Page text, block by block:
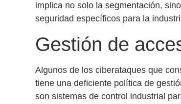
implica no solo la segmentación,
seguridad específicos para la
Gestión de
Algunos de los ciberataques que
tiene una deficiente política de
son sistemas de control industrial